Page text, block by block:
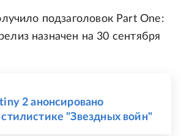
подзаголовок Part One:
назначен на 30 сентября
2 анонсировано
"Звездных войн"